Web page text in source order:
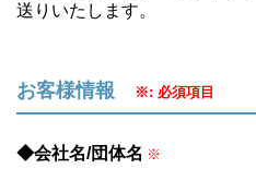
送りいたします。
お客様情報 ※: 必須項目
◆会社名/団体名 ※